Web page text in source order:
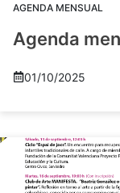
AGENDA MENSUAL
Agenda
01/10/2025